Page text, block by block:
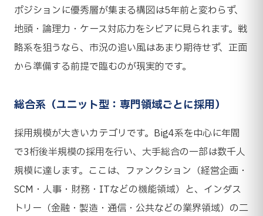
ポジションに優秀層が集まる構図は5年前と変わらず、
地頭・論理力・ケース対応力をシビアに見られます。戦
略系を狙うなら、市況の追い風はあまり期待せず、正面
から準備する前提で臨むのが現実的です。
総合系（ユニット型：専門領域ごとに採用）
採用規模が大きいカテゴリです。Big4系を中心に年間
で3桁後半規模の採用を行い、大手総合の一部は数千人
規模に達します。ここは、ファンクション（経営企画・
SCM・人事・財務・ITなどの機能領域）と、インダス
トリー（金融・製造・通信・公共などの業界領域）の二